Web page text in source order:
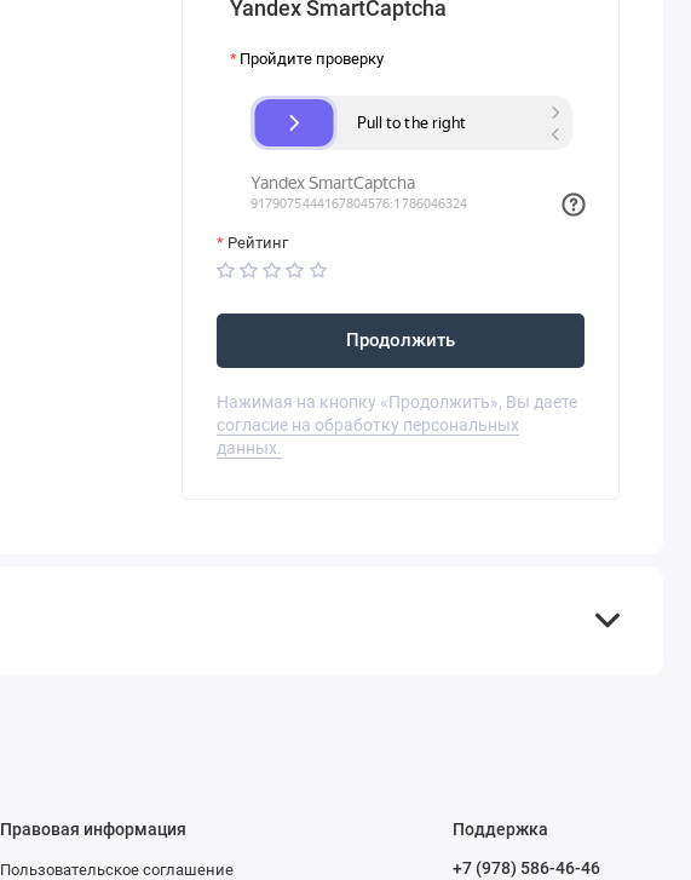
Yandex SmartCaptcha
Пройдите проверку
Рейтинг
Продолжить
Нажимая на кнопку «Продолжить», Вы даете
согласие на обработку персональных
данных.
Правовая информация
Пользовательское соглашение
Поддержка
+7 (978) 586-46-46